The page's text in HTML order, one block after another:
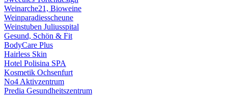
Weinarche21, Bioweine
Weinparadiesscheune
Weinstuben Juliusspital
Gesund, Schön & Fit
BodyCare Plus
Hairless Skin
Hotel Polisina SPA
Kosmetik Ochsenfurt
No4 Aktivzentrum
Predia Gesundheitszentrum